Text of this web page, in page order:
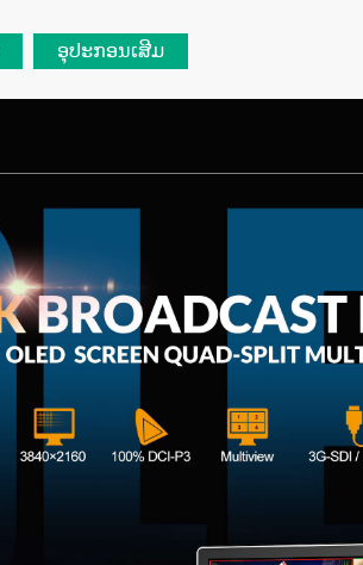
ອຸປະກອນເສີມ